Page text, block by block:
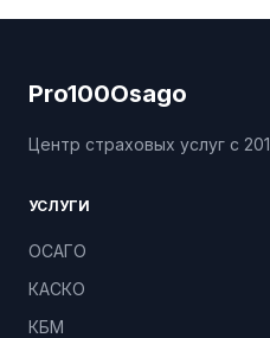
Pro100Osago
Центр страховых услуг с
УСЛУГИ
ОСАГО
КАСКО
КБМ